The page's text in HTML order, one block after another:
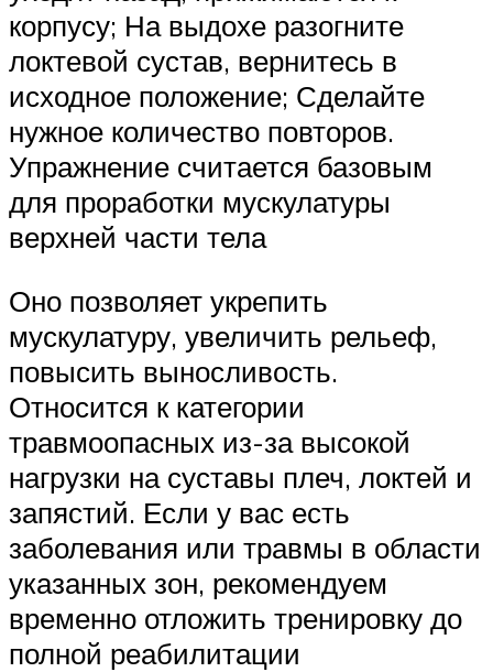
корпусу; На выдохе разогните
локтевой сустав, вернитесь в
исходное положение; Сделайте
нужное количество повторов.
Упражнение считается базовым
для проработки мускулатуры
верхней части тела
Оно позволяет укрепить
мускулатуру, увеличить рельеф,
повысить выносливость.
Относится к категории
травмоопасных из-за высокой
нагрузки на суставы плеч, локтей и
запястий. Если у вас есть
заболевания или травмы в области
указанных зон, рекомендуем
временно отложить тренировку до
полной реабилитации